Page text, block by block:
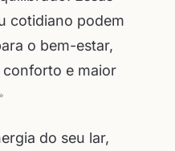
cotidiano podem
o bem-estar,
e maior
do seu lar,